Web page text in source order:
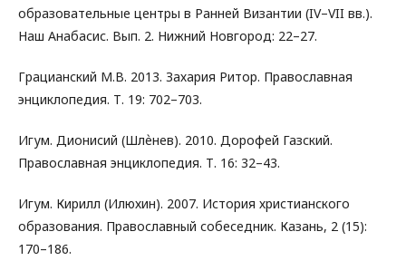
образовательные центры в Ранней Византии (IV–VII вв.).
Наш Анабасис. Вып. 2. Нижний Новгород: 22–27.
Грацианский М.В. 2013. Захария Ритор. Православная
энциклопедия. Т. 19: 702–703.
Игум. Дионисий (Шлѐнев). 2010. Дорофей Газский.
Православная энциклопедия. Т. 16: 32–43.
Игум. Кирилл (Илюхин). 2007. История христианского
образования. Православный собеседник. Казань, 2 (15):
170–186.